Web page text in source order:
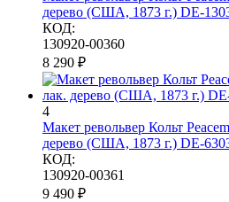
дерево (США, 1873 г.) DE-
КОД:
130920-00360
8 290 ₽
4
Макет револьвер Кольт
дерево (США, 1873 г.) DE-
КОД:
130920-00361
9 490 ₽